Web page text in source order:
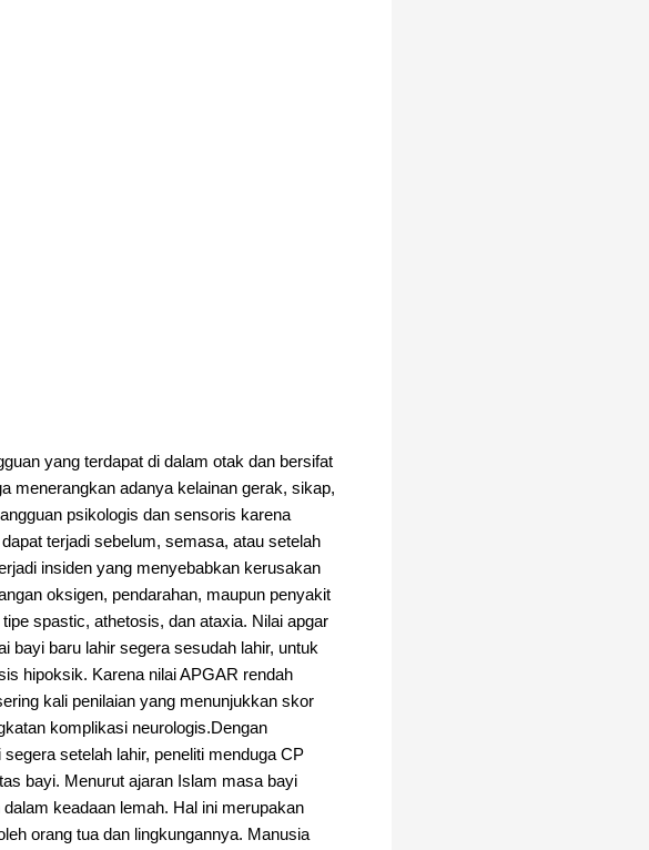
yang terdapat di dalam otak dan bersifat
menerangkan adanya kelainan gerak, sikap,
psikologis dan sensoris karena
terjadi sebelum, semasa, atau setelah
insiden yang menyebabkan kerusakan
oksigen, pendarahan, maupun penyakit
spastic, athetosis, dan ataxia. Nilai apgar
bayi baru lahir segera sesudah lahir, untuk
hipoksik. Karena nilai APGAR rendah
kali penilaian yang menunjukkan skor
komplikasi neurologis.Dengan
setelah lahir, peneliti menduga CP
bayi. Menurut ajaran Islam masa bayi
keadaan lemah. Hal ini merupakan
orang tua dan lingkungannya. Manusia